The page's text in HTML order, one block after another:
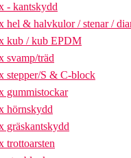
- kantskydd
hel & halvkulor / stenar /
kub / kub EPDM
svamp/träd
stepper/S & C-block
gummistockar
hörnskydd
gräskantskydd
trottoarsten